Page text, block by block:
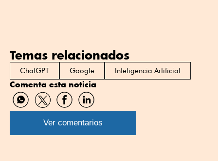
Temas relacionados
ChatGPT Google Inteligencia Artificial
Comenta esta noticia
Compartir
por
WhatsApp
Compartir
por
Twitter
Compartir
por
Facebook
Compartir
por
Linkedin
Ver comentarios